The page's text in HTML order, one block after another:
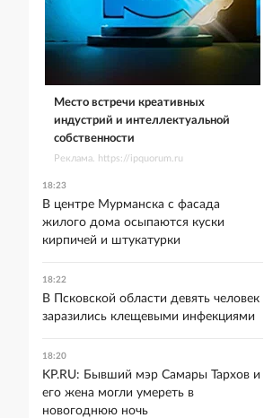
Место встречи креативных
индустрий и интеллектуальной
собственности
Реклама. https://ipquorum.ru
18:23
В центре Мурманска с фасада
жилого дома осыпаются куски
кирпичей и штукатурки
18:22
В Псковской области девять человек
заразились клещевыми инфекциями
18:20
KP.RU: Бывший мэр Самары Тархов и
его жена могли умереть в
новогоднюю ночь